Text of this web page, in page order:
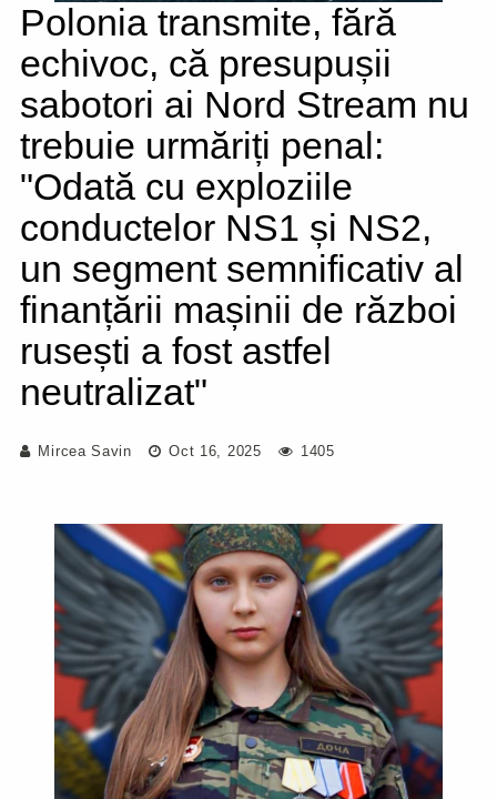
Polonia transmite, fără
echivoc, că presupușii
sabotori ai Nord Stream nu
trebuie urmăriți penal:
"Odată cu exploziile
conductelor NS1 și NS2,
un segment semnificativ al
finanțării mașinii de război
rusești a fost astfel
neutralizat"
Mircea Savin Oct 16, 2025 1405